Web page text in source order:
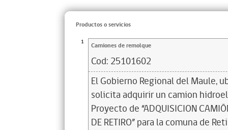
Productos o servicios
1 Camiones de remolque
Cod: 25101602
El Gobierno Regional del Maule,
solicita adquirir un camion
Proyecto de “ADQUISICION
DE RETIRO” para la comuna de